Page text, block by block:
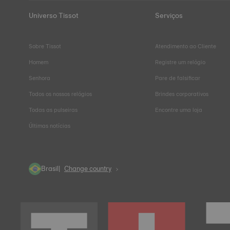
Universo Tissot
Sobre Tissot
Homem
Senhora
Todos os nossos relógios
Todas as pulseiras
Últimas notícias
Serviços
Atendimento ao Cliente
Registre um relógio
Pare de falsificar
Brindes corporativos
Encontre uma loja
Brasil Change country